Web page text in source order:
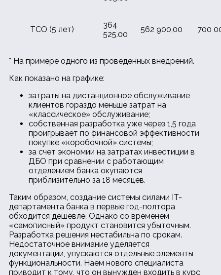
TCO (5 лет)
364
525.00
562 900,00 700
* На примере одного из проведенных внедрений.
Как показано на графике:
затраты на дистанционное обслуживание
клиентов гораздо меньше затрат на
«классическое» обслуживание;
собственная разработка уже через 1,5 года
проигрывает по финансовой эффективности
покупке «коробочной» системы;
за счет экономии на затратах инвестиции в
ДБО при сравнении с работающим
отделением банка окупаются
приблизительно за 18 месяцев.
Таким образом, создание системы силами IT-
департамента банка в первые год-полтора
обходится дешевле. Однако со временем
«самописный» продукт становится убыточным.
Разработка решения нестабильна по срокам.
Недостаточное внимание уделяется
документации, упускаются отдельные элементы
функциональности. Наем нового специалиста
приводит к тому, что он вынужден входить в курс